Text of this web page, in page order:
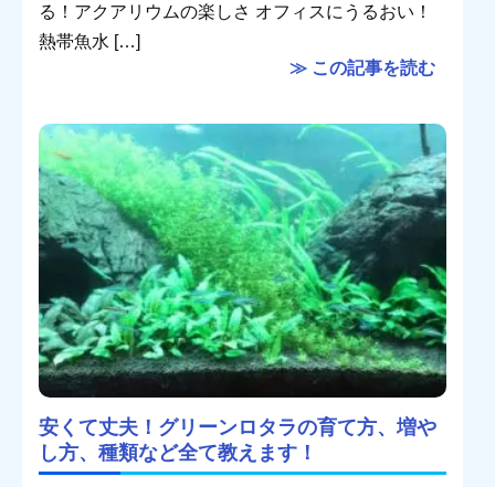
る！アクアリウムの楽しさ オフィスにうるおい！
熱帯魚水 […]
≫ この記事を読む
安くて丈夫！グリーンロタラの育て方、増や
し方、種類など全て教えます！